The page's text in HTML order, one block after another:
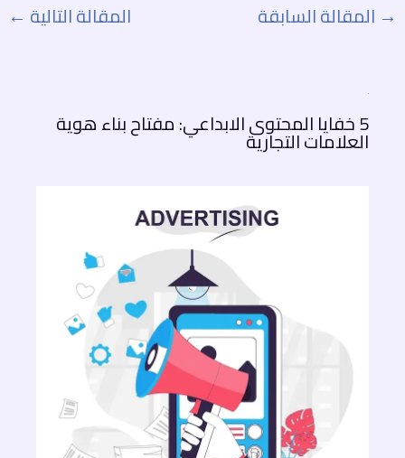
→ المقالة السابقة المقالة التالية ←
5 خفايا المحتوى الابداعي: مفتاح بناء هوية
العلامات التجارية